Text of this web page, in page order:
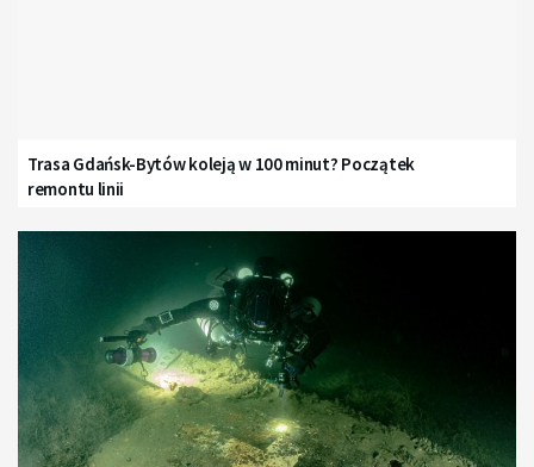
Trasa Gdańsk-Bytów koleją w 100 minut? Początek
remontu linii